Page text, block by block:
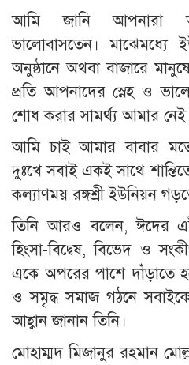
আমি জানি আপনারা
ভালোবাসতেন। মাঝেমধ্যে
অনুষ্ঠানে অথবা বাজারে
প্রতি আপনাদের স্নেহ ও
শোধ করার সামর্থ্য আমার নেই
আমি চাই আমার বাবার
দুঃখে সবাই একই সাথে
কল্যাণময় রঙ্গশ্রী ইউনিয়ন
তিনি আরও বলেন, ঈদের
হিংসা-বিদ্বেষ, বিভেদ ও
একে অপরের পাশে দাঁড়াতে
ও সমৃদ্ধ সমাজ গঠনে
আহ্বান জানান তিনি।
মোহাম্মদ মিজানুর রহমান